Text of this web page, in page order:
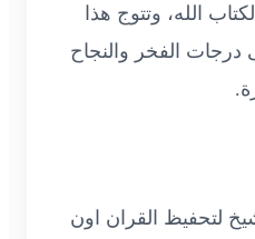
الله، وتتوج هذا
درجات الفخر والنجاح
لتحفيظ القران اون